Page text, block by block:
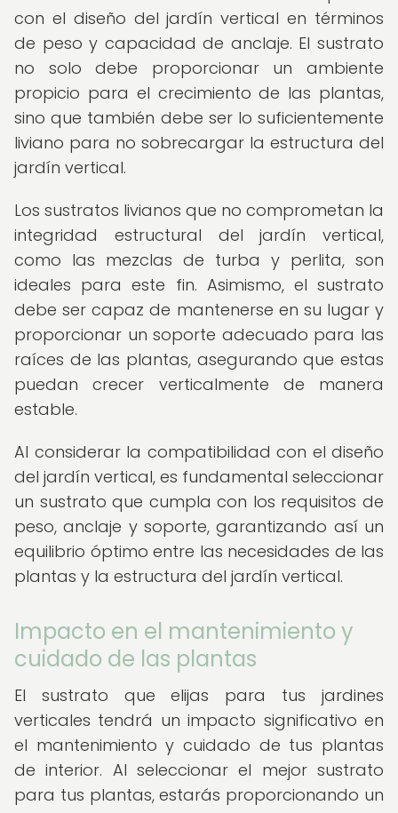
con el diseño del jardín vertical en términos
de peso y capacidad de anclaje. El sustrato
no solo debe proporcionar un ambiente
propicio para el crecimiento de las plantas,
sino que también debe ser lo suficientemente
liviano para no sobrecargar la estructura del
jardín vertical.
Los sustratos livianos que no comprometan la
integridad estructural del jardín vertical,
como las mezclas de turba y perlita, son
ideales para este fin. Asimismo, el sustrato
debe ser capaz de mantenerse en su lugar y
proporcionar un soporte adecuado para las
raíces de las plantas, asegurando que estas
puedan crecer verticalmente de manera
estable.
Al considerar la compatibilidad con el diseño
del jardín vertical, es fundamental seleccionar
un sustrato que cumpla con los requisitos de
peso, anclaje y soporte, garantizando así un
equilibrio óptimo entre las necesidades de las
plantas y la estructura del jardín vertical.
Impacto en el mantenimiento y
cuidado de las plantas
El sustrato que elijas para tus jardines
verticales tendrá un impacto significativo en
el mantenimiento y cuidado de tus plantas
de interior. Al seleccionar el mejor sustrato
para tus plantas, estarás proporcionando un